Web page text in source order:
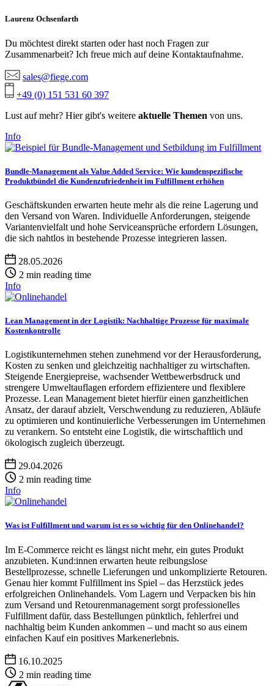
Laurenz Ochsenfarth
Du möchtest direkt starten oder hast noch Fragen zur
Zusammenarbeit? Ich freue mich auf deine Kontaktaufnahme.
sales@fiege.com
+49 (0) 151 531 60 397
Lust auf mehr? Hier gibt's weitere aktuelle Themen von uns.
Info
Bundle-Management als Value Added Service: Wie kundenspezifische
Produktbündel die Kundenzufriedenheit im Fulfillment erhöhen
Geschäftskunden erwarten heute mehr als die reine Lagerung und
den Versand von Waren. Individuelle Anforderungen, steigende
Variantenvielfalt und hohe Serviceansprüche erfordern Lösungen,
die sich nahtlos in bestehende Prozesse integrieren lassen.
28.05.2026
2 min reading time
Info
Lean Management in der Logistik: Nachhaltige Prozesse für maximale
Kostenkontrolle
Logistikunternehmen stehen zunehmend vor der Herausforderung,
Kosten zu senken und gleichzeitig nachhaltiger zu wirtschaften.
Steigende Energiepreise, wachsender Wettbewerbsdruck und
strengere Umweltauflagen erfordern effizientere und flexiblere
Prozesse. Lean Management bietet hierfür einen ganzheitlichen
Ansatz, der darauf abzielt, Verschwendung zu reduzieren, Abläufe
zu optimieren und kontinuierliche Verbesserungen im Unternehmen
zu verankern. So entsteht eine Logistik, die wirtschaftlich und
ökologisch zugleich überzeugt.
29.04.2026
2 min reading time
Info
Was ist Fulfillment und warum ist es so wichtig für den Onlinehandel?
Im E-Commerce reicht es längst nicht mehr, ein gutes Produkt
anzubieten. Kund:innen erwarten heute reibungslose
Bestellprozesse, schnelle Lieferungen und unkomplizierte Retouren.
Genau hier kommt Fulfillment ins Spiel – das Herzstück jedes
erfolgreichen Onlinehandels. Vom Lagern und Verpacken bis hin
zum Versand und Retourenmanagement sorgt professionelles
Fulfillment dafür, dass Bestellungen pünktlich, fehlerfrei und
nachhaltig beim Kunden ankommen – und macht so aus einem
einfachen Kauf ein positives Markenerlebnis.
16.10.2025
2 min reading time